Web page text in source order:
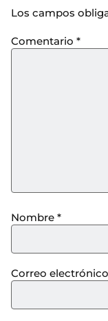
Los campos
Comentario *
Nombre *
Correo electrónico